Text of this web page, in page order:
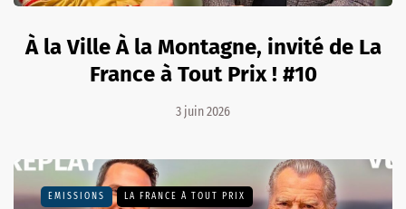
À la Ville À la Montagne, invité de La
France à Tout Prix ! #10
3 juin 2026
EMISSIONS LA FRANCE À TOUT PRIX